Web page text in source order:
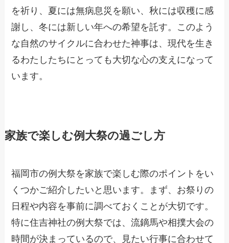
を祈り、夏には無病息災を願い、秋には収穫に感
謝し、冬には新しい年への希望を託す。このよう
な自然のサイクルに合わせた神事は、現代を生き
るわたしたちにとっても大切な心の支えになって
います。
家族で楽しむ例大祭の過ごし方
福岡市の例大祭を家族で楽しむ際のポイントをい
くつかご紹介したいと思います。まず、お祭りの
日程や内容を事前に調べておくことが大切です。
特に住吉神社の例大祭では、流鏑馬や相撲大会の
時間が決まっているので、見たい行事に合わせて